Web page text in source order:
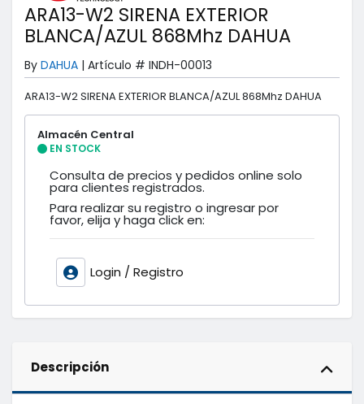
ARA13-W2 SIRENA EXTERIOR
BLANCA/AZUL 868Mhz DAHUA
By DAHUA | Artículo # INDH-00013
ARA13-W2 SIRENA EXTERIOR BLANCA/AZUL 868Mhz DAHUA
Almacén Central
EN STOCK
Consulta de precios y pedidos online solo
para clientes registrados.
Para realizar su registro o ingresar por
favor, elija y haga click en:
Login / Registro
Descripción